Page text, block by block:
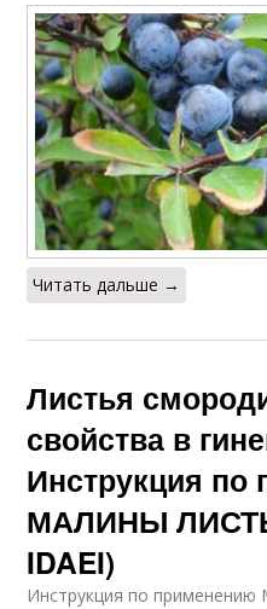
Читать дальше →
Листья
свойства в
Инструкция
МАЛИНЫ
IDAEI)
Инструкция по применению